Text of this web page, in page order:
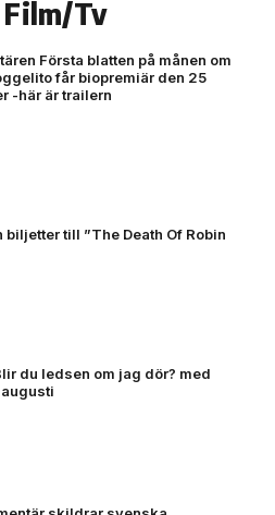
Tv
Första blatten på månen om
får biopremiär den 25
-här är trailern
biljetter till ”The Death Of Robin
du ledsen om jag dör? med